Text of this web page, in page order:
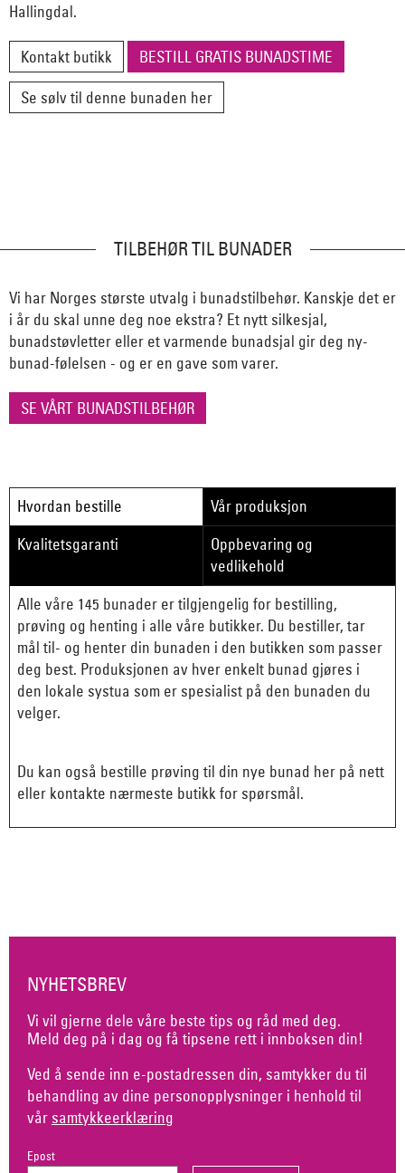
Hallingdal.
Kontakt butikk BESTILL GRATIS BUNADSTIME
Se sølv til denne bunaden her
TILBEHØR TIL BUNADER
Vi har Norges største utvalg i bunadstilbehør. Kanskje det er
i år du skal unne deg noe ekstra? Et nytt silkesjal,
bunadstøvletter eller et varmende bunadsjal gir deg ny-
bunad-følelsen - og er en gave som varer.
SE VÅRT BUNADSTILBEHØR
Hvordan bestille
Vår produksjon
Kvalitetsgaranti
Oppbevaring og
vedlikehold
Alle våre 145 bunader er tilgjengelig for bestilling,
prøving og henting i alle våre butikker. Du bestiller, tar
mål til- og henter din bunaden i den butikken som passer
deg best. Produksjonen av hver enkelt bunad gjøres i
den lokale systua som er spesialist på den bunaden du
velger.
Du kan også bestille prøving til din nye bunad her på nett
eller kontakte nærmeste butikk for spørsmål.
NYHETSBREV
Vi vil gjerne dele våre beste tips og råd med deg.
Meld deg på i dag og få tipsene rett i innboksen din!
Ved å sende inn e-postadressen din, samtykker du til
behandling av dine personopplysninger i henhold til
vår samtykkeerklæring
Epost